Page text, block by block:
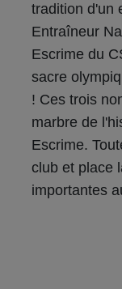
tradition d'un
Entraîneur
Escrime du
sacre
! Ces trois
marbre de
Escrime.
club et place
importantes